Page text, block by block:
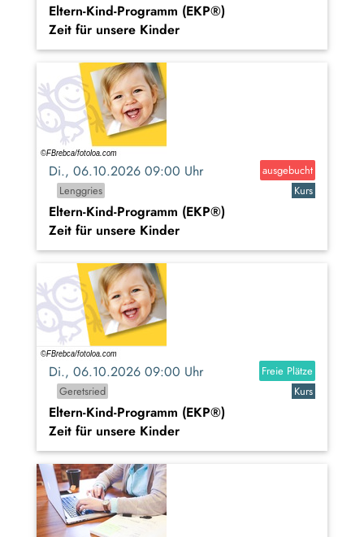
Eltern-Kind-Programm (EKP®)
Zeit für unsere Kinder
Di., 06.10.2026 09:00 Uhr
ausgebucht
Lenggries
Kurs
Eltern-Kind-Programm (EKP®)
Zeit für unsere Kinder
Di., 06.10.2026 09:00 Uhr
Freie Plätze
Geretsried
Kurs
Eltern-Kind-Programm (EKP®)
Zeit für unsere Kinder